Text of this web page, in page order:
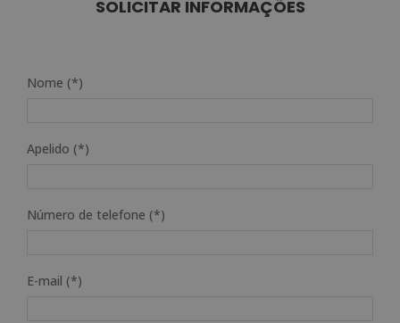
SOLICITAR INFORMAÇÕES
Nome (*)
Apelido (*)
Número de telefone (*)
E-mail (*)